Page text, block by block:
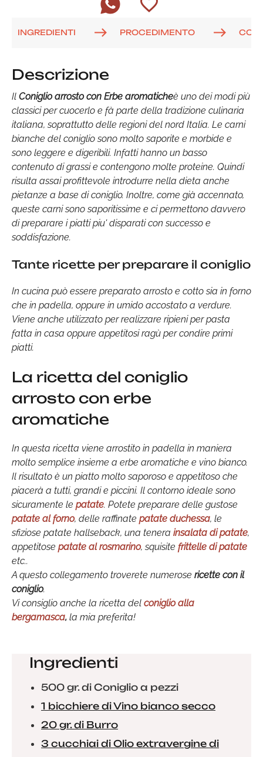
INGREDIENTI PROCEDIMENTO
Descrizione
Il Coniglio arrosto con Erbe aromaticheè uno dei modi più
classici per cuocerlo e fà parte della tradizione culinaria
italiana, soprattutto delle regioni del nord Italia. Le carni
bianche del coniglio sono molto saporite e morbide e
sono leggere e digeribili. Infatti hanno un basso
contenuto di grassi e contengono molte proteine. Quindi
risulta assai profittevole introdurre nella dieta anche
pietanze a base di coniglio. Inoltre, come già accennato,
queste carni sono saporitissime e ci permettono davvero
di preparare i piatti piu' disparati con successo e
soddisfazione.
Tante ricette per preparare il coniglio
In cucina può essere preparato arrosto e cotto sia in forno
che in padella, oppure in umido accostato a verdure.
Viene anche utilizzato per realizzare ripieni per pasta
fatta in casa oppure appetitosi ragù per condire primi
piatti.
La ricetta del coniglio
arrosto con erbe
aromatiche
In questa ricetta viene arrostito in padella in maniera
molto semplice insieme a erbe aromatiche e vino bianco.
Il risultato è un piatto molto saporoso e appetitoso che
piacerà a tutti, grandi e piccini. Il contorno ideale sono
sicuramente le patate. Potete preparare delle gustose
patate al forno, delle raffinate patate duchessa, le
sfiziose patate hallseback, una tenera insalata di patate,
appetitose patate al rosmarino, squisite frittelle di patate
etc..
A questo collegamento troverete numerose ricette con il
coniglio.
Vi consiglio anche la ricetta del coniglio alla
bergamasca, la mia preferita!
Ingredienti
500 gr. di Coniglio a pezzi
1 bicchiere di Vino bianco secco
20 gr. di Burro
3 cucchiai di Olio extravergine di